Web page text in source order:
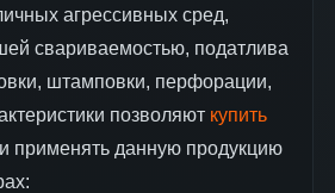
агрессивных сред,
свариваемостью, податлива
штамповки, перфорации,
позволяют купить
и применять данную продукцию